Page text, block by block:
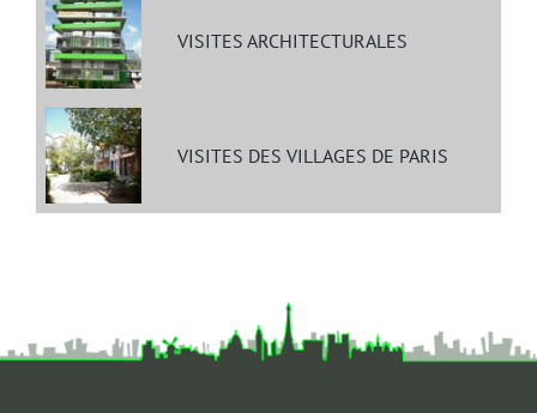
VISITES ARCHITECTURALES
VISITES DES VILLAGES DE PARIS